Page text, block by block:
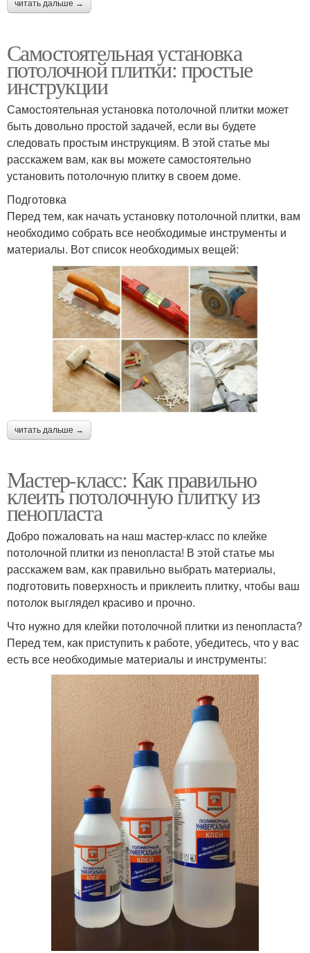
читать дальше →
Самостоятельная установка
потолочной плитки: простые
инструкции
Самостоятельная установка потолочной плитки может
быть довольно простой задачей, если вы будете
следовать простым инструкциям. В этой статье мы
расскажем вам, как вы можете самостоятельно
установить потолочную плитку в своем доме.
Подготовка
Перед тем, как начать установку потолочной плитки, вам
необходимо собрать все необходимые инструменты и
материалы. Вот список необходимых вещей:
читать дальше →
Мастер-класс: Как правильно
клеить потолочную плитку из
пенопласта
Добро пожаловать на наш мастер-класс по клейке
потолочной плитки из пенопласта! В этой статье мы
расскажем вам, как правильно выбрать материалы,
подготовить поверхность и приклеить плитку, чтобы ваш
потолок выглядел красиво и прочно.
Что нужно для клейки потолочной плитки из пенопласта?
Перед тем, как приступить к работе, убедитесь, что у вас
есть все необходимые материалы и инструменты: